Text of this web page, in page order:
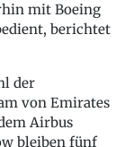
mit Boeing
berichtet
der
von Emirates
Airbus
bleiben fünf